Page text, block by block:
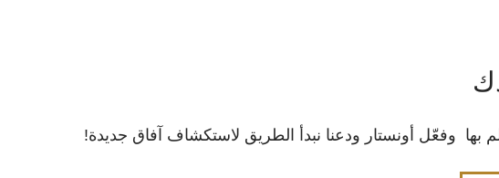
وفعّل أونستار ودعنا نبدأ الطريق لاستكشاف آفاق جديدة!